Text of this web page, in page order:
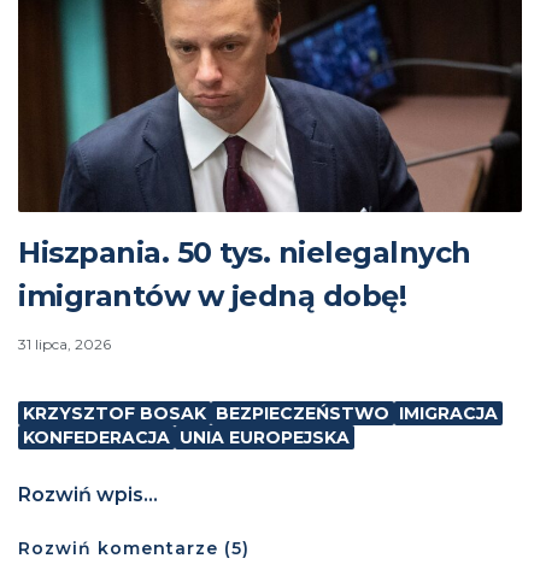
Hiszpania. 50 tys. nielegalnych
imigrantów w jedną dobę!
31 lipca, 2026
KRZYSZTOF BOSAK BEZPIECZEŃSTWO IMIGRACJA
KONFEDERACJA UNIA EUROPEJSKA
Rozwiń wpis...
Rozwiń komentarze (5)